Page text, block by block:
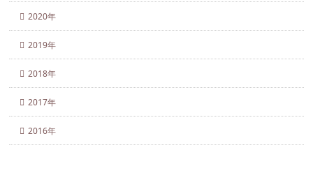
2020年
2019年
2018年
2017年
2016年